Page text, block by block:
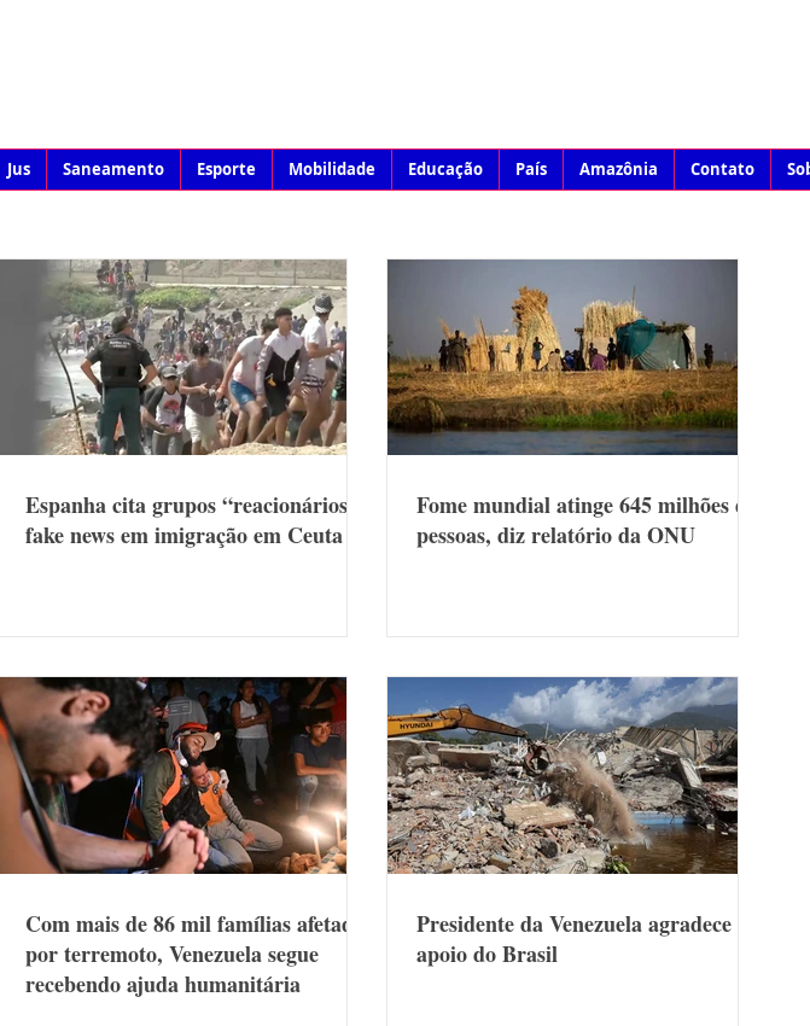
Jus Saneamento Esporte Mobilidade Educação País Amazônia Contato
Espanha cita grupos “reacionários” e
fake news em imigração em Ceuta
Fome mundial atinge 645 milhões de
pessoas, diz relatório da ONU
Com mais de 86 mil famílias afetadas
por terremoto, Venezuela segue
recebendo ajuda humanitária
Presidente da Venezuela agradece
apoio do Brasil